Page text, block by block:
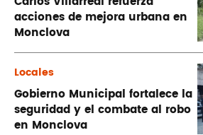
acciones de mejora urbana en
Monclova
Locales
Gobierno Municipal fortalece la
seguridad y el combate al robo
en Monclova